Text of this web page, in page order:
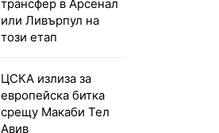
трансфер в Арсенал
или Ливърпул на
този етап
ЦСКА излиза за
европейска битка
срещу Макаби Тел
Авив